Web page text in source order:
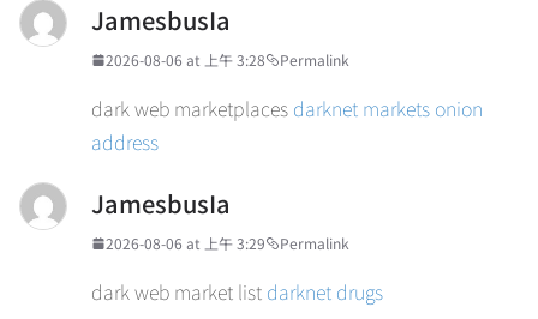
JamesbusIa
2026-08-06 at 上午 3:28 Permalink
dark web marketplaces darknet markets onion
address
JamesbusIa
2026-08-06 at 上午 3:29 Permalink
dark web market list darknet drugs